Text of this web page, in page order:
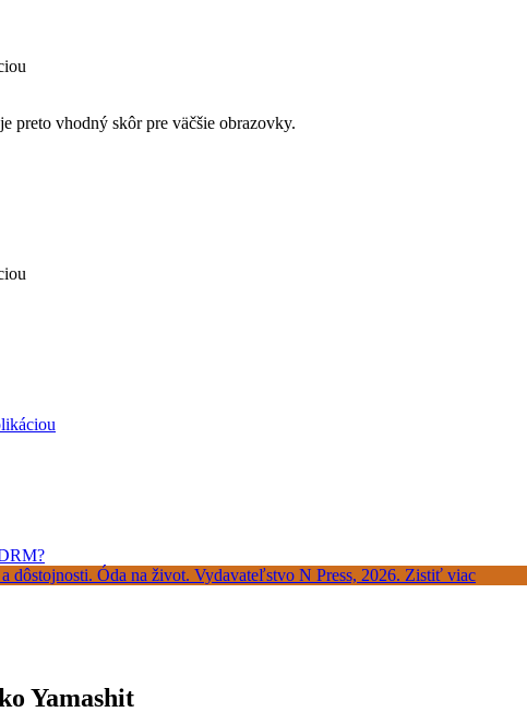
preto vhodný skôr pre väčšie obrazovky.
Yamashit